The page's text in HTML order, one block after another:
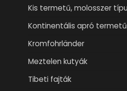
Kis termetű, molosszer
Kontinentális apró
Kromfohrländer
Meztelen kutyák
Tibeti fajták